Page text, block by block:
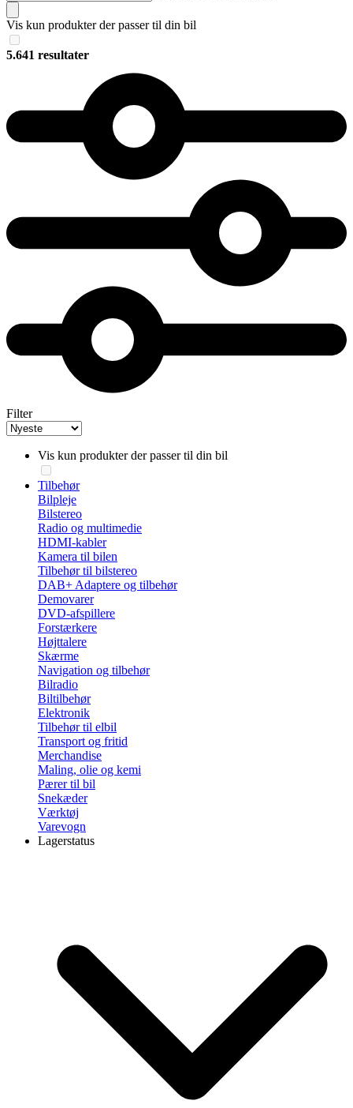
Vis kun produkter der passer til din bil
5.641 resultater
Filter
Vis kun produkter der passer til din bil
Tilbehør
Bilpleje
Bilstereo
Radio og multimedie
HDMI-kabler
Kamera til bilen
Tilbehør til bilstereo
DAB+ Adaptere og tilbehør
Demovarer
DVD-afspillere
Forstærkere
Højttalere
Skærme
Navigation og tilbehør
Bilradio
Biltilbehør
Elektronik
Tilbehør til elbil
Transport og fritid
Merchandise
Maling, olie og kemi
Pærer til bil
Snekæder
Værktøj
Varevogn
Lagerstatus